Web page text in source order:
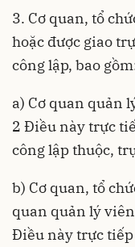
3. Cơ quan, tổ
hoặc được giao
công lập, bao
a) Cơ quan quản
2 Điều này trực
công lập thuộc,
b) Cơ quan, tổ
quan quản lý
Điều này trực